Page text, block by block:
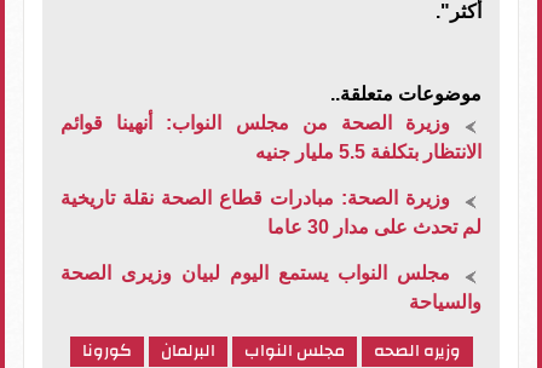
أكثر".
موضوعات متعلقة..
وزيرة الصحة من مجلس النواب: أنهينا قوائم
الانتظار بتكلفة 5.5 مليار جنيه
وزيرة الصحة: مبادرات قطاع الصحة نقلة تاريخية
لم تحدث على مدار 30 عاما
مجلس النواب يستمع اليوم لبيان وزيرى الصحة
والسياحة
وزيره الصحه مجلس النواب البرلمان
كورونا